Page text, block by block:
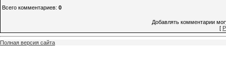
Всего комментариев: 0
Добавлять комментарии
[
Полная версия сайта